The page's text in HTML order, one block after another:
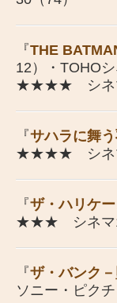
『THE
12）・TOHO
★★★★ シネマ
『サハラに舞
★★★★ シネマ
『ザ・ハリケ
★★★ シネマ1
『ザ・バンク
ソニー・ピク